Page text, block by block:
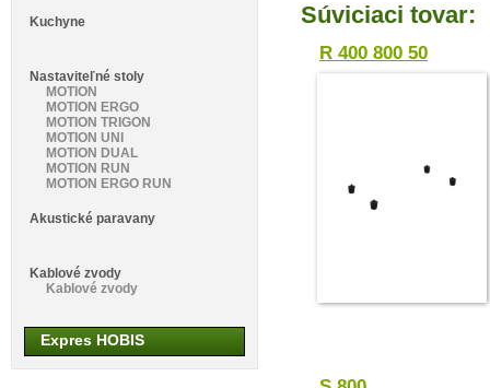
Súviciaci tovar:
R 400 800 50
Kuchyne
Nastaviteľné stoly
MOTION
MOTION ERGO
MOTION TRIGON
MOTION UNI
MOTION DUAL
MOTION RUN
MOTION ERGO RUN
Akustické paravany
Kablové zvody
Kablové zvody
Expres HOBIS